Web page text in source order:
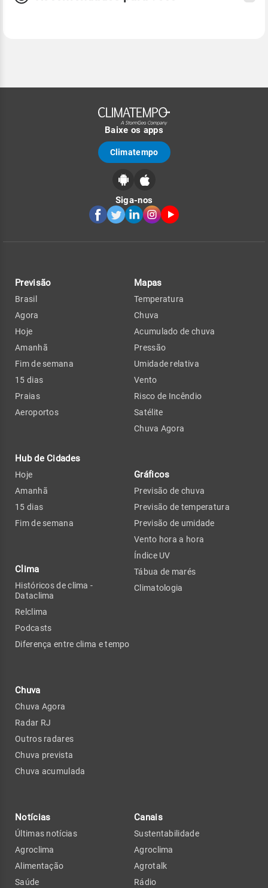
Baixe os apps
Climatempo
Siga-nos
Previsão
Brasil
Agora
Hoje
Amanhã
Fim de semana
15 dias
Praias
Aeroportos
Hub de Cidades
Hoje
Amanhã
15 dias
Fim de semana
Clima
Históricos de clima -
Dataclima
Relclima
Podcasts
Diferença entre clima e tempo
Chuva
Chuva Agora
Radar RJ
Outros radares
Chuva prevista
Chuva acumulada
Mapas
Temperatura
Chuva
Acumulado de chuva
Pressão
Umidade relativa
Vento
Risco de Incêndio
Satélite
Chuva Agora
Gráficos
Previsão de chuva
Previsão de temperatura
Previsão de umidade
Vento hora a hora
Índice UV
Tábua de marés
Climatologia
Notícias
Últimas notícias
Agroclima
Alimentação
Saúde
Canais
Sustentabilidade
Agroclima
Agrotalk
Rádio